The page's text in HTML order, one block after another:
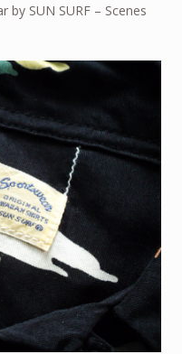
by SUN SURF – Scenes